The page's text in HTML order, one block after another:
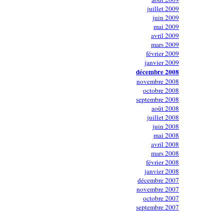
juillet 2009
juin 2009
mai 2009
avril 2009
mars 2009
février 2009
janvier 2009
décembre 2008
novembre 2008
octobre 2008
septembre 2008
août 2008
juillet 2008
juin 2008
mai 2008
avril 2008
mars 2008
février 2008
janvier 2008
décembre 2007
novembre 2007
octobre 2007
septembre 2007